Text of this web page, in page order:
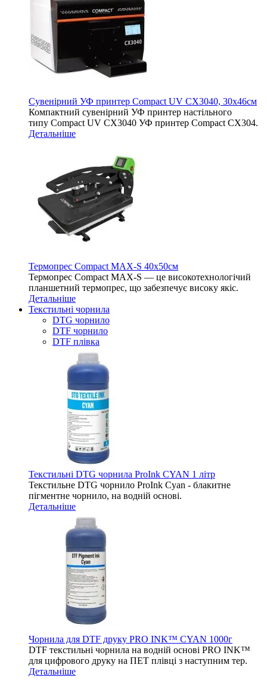
Сувенірний УФ принтер Compact UV CX3040, 30х46см
Компактний сувенірний УФ принтер настільного
типу Compact UV CX3040 УФ принтер Compact CX304.
Детальніше
Термопрес Compact MAX-S 40х50см
Термопрес Compact MAX-S — це високотехнологічий
планшетний термопрес, що забезпечує високу якіс.
Детальніше
Текстильні чорнила
DTG чорнило
DTF чорнило
DTF плівка
Текстильні DTG чорнила ProInk CYAN 1 літр
Текстильне DTG чорнило ProInk Cyan - блакитне
пігментне чорнило, на водній основі.
Детальніше
Чорнила для DTF друку PRO INK™ CYAN 1000г
DTF текстильні чорнила на водній основі PRO INK™
для цифрового друку на ПЕТ плівці з наступним тер.
Детальніше